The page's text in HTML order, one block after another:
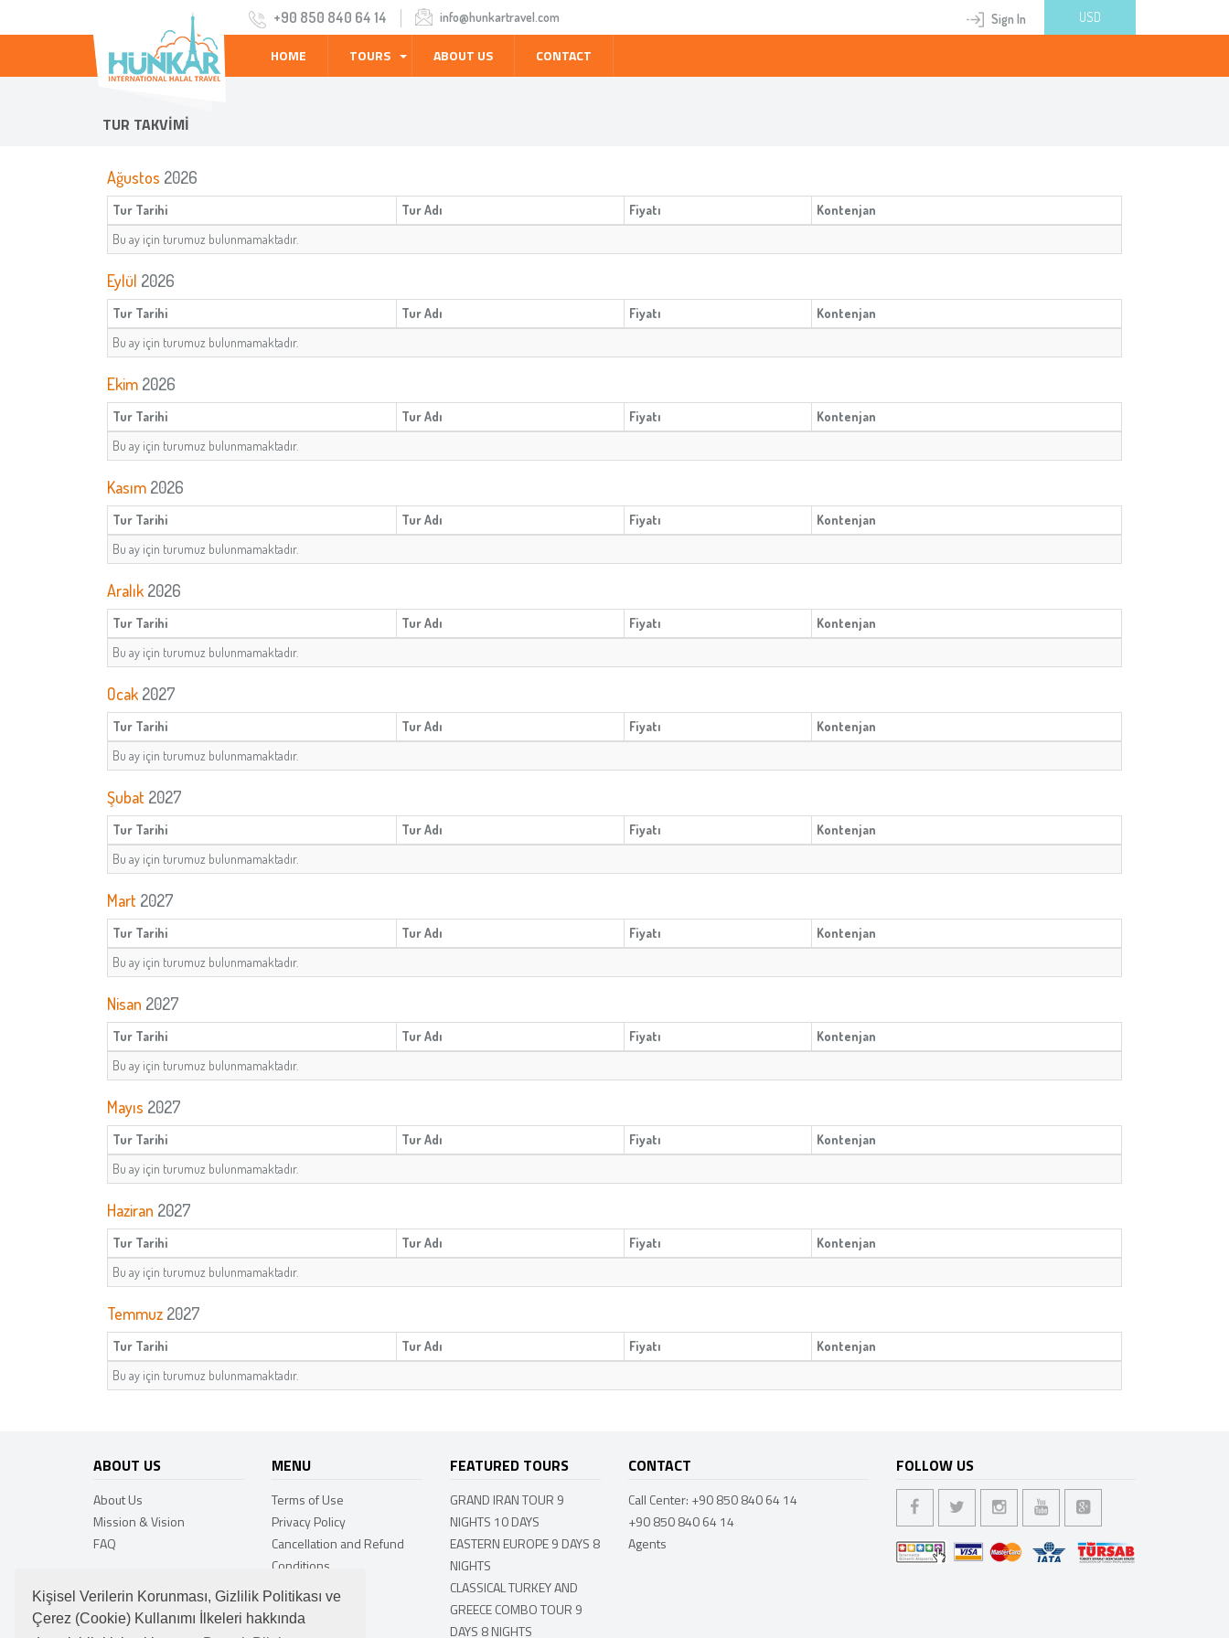
Kişisel Verilerin Korunması, Gizlilik Politikası ve
Çerez (Cookie) Kullanımı İlkeleri hakkında
+90 850 840 64 14 info@hunkartravel.com Sign In USD
HOME TOURS ABOUT US CONTACT
TUR TAKVİMİ
Ağustos 2026
Tur Tarihi Tur Adı Fiyatı
Kontenjan
Bu ay için turumuz bulunmamaktadır.
Eylül 2026
Tur Tarihi Tur Adı Fiyatı
Kontenjan
Bu ay için turumuz bulunmamaktadır.
Ekim 2026
Tur Tarihi Tur Adı Fiyatı
Kontenjan
Bu ay için turumuz bulunmamaktadır.
Kasım 2026
Tur Tarihi Tur Adı Fiyatı
Kontenjan
Bu ay için turumuz bulunmamaktadır.
Aralık 2026
Tur Tarihi Tur Adı Fiyatı
Kontenjan
Bu ay için turumuz bulunmamaktadır.
Ocak 2027
Tur Tarihi Tur Adı Fiyatı
Kontenjan
Bu ay için turumuz bulunmamaktadır.
Şubat 2027
Tur Tarihi Tur Adı Fiyatı
Kontenjan
Bu ay için turumuz bulunmamaktadır.
Mart 2027
Tur Tarihi Tur Adı Fiyatı
Kontenjan
Bu ay için turumuz bulunmamaktadır.
Nisan 2027
Tur Tarihi Tur Adı Fiyatı
Kontenjan
Bu ay için turumuz bulunmamaktadır.
Mayıs 2027
Tur Tarihi Tur Adı Fiyatı
Kontenjan
Bu ay için turumuz bulunmamaktadır.
Haziran 2027
Tur Tarihi Tur Adı Fiyatı
Kontenjan
Bu ay için turumuz bulunmamaktadır.
Temmuz 2027
Tur Tarihi Tur Adı Fiyatı
Kontenjan
Bu ay için turumuz bulunmamaktadır.
ABOUT US
About Us
Mission & Vision
FAQ
MENU
Terms of Use
Privacy Policy
Cancellation and Refund
Conditions
Campaign
FEATURED TOURS
GRAND IRAN TOUR 9
NIGHTS 10 DAYS
EASTERN EUROPE 9 DAYS 8
NIGHTS
CLASSICAL TURKEY AND
GREECE COMBO TOUR 9
DAYS 8 NIGHTS
CONTACT
Call Center: +90 850 840 64 14
+90 850 840 64 14
Agents
FOLLOW US